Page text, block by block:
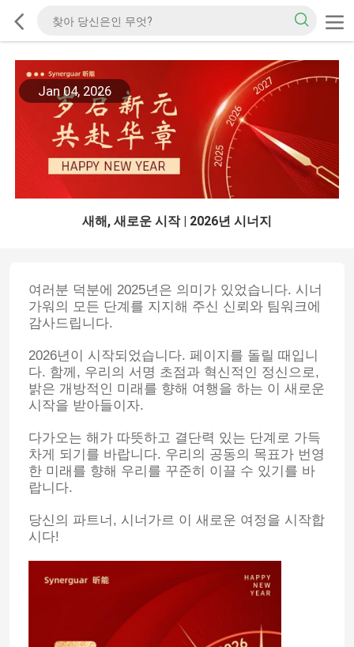
Jan 04, 2026
새해, 새로운 시작 | 2026년 시너지
여러분 덕분에 2025년은 의미가 있었습니다. 시너
가워의 모든 단계를 지지해 주신 신뢰와 팀워크에
감사드립니다.
2026년이 시작되었습니다. 페이지를 돌릴 때입니
다. 함께, 우리의 서명 초점과 혁신적인 정신으로,
밝은 개방적인 미래를 향해 여행을 하는 이 새로운
시작을 받아들이자.
다가오는 해가 따뜻하고 결단력 있는 단계로 가득
차게 되기를 바랍니다. 우리의 공동의 목표가 번영
한 미래를 향해 우리를 꾸준히 이끌 수 있기를 바
랍니다.
당신의 파트너, 시너가르 이 새로운 여정을 시작합
시다!